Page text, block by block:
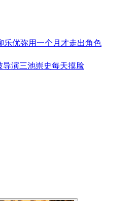
乐优弥用一个月才走出角色
导演三池崇史每天摸脸